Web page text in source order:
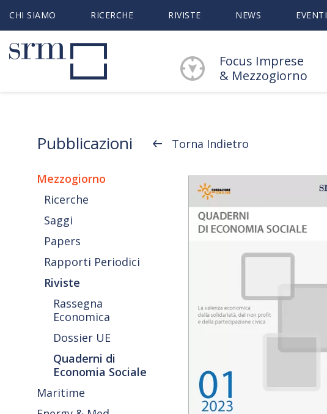
CHI SIAMO RICERCHE RIVISTE NEWS EVENTI
Focus Imprese
& Mezzogiorno
Pubblicazioni
Mezzogiorno
Ricerche
Saggi
Papers
Rapporti Periodici
Riviste
Rassegna
Economica
Dossier UE
Quaderni di
Economia Sociale
Maritime
Torna Indietro